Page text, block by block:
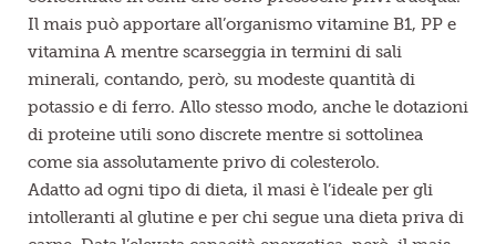
Il mais può apportare all’organismo vitamine B1, PP e
vitamina A mentre scarseggia in termini di sali
minerali, contando, però, su modeste quantità di
potassio e di ferro. Allo stesso modo, anche le dotazioni
di proteine utili sono discrete mentre si sottolinea
come sia assolutamente privo di colesterolo.
Adatto ad ogni tipo di dieta, il masi è l’ideale per gli
intolleranti al glutine e per chi segue una dieta priva di